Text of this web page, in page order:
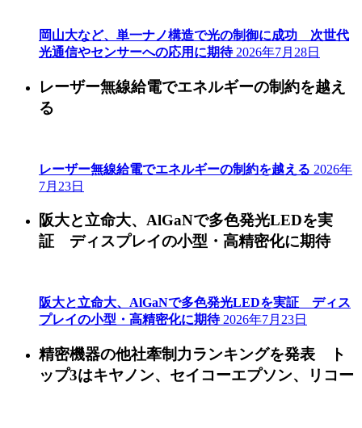
岡山大など、単一ナノ構造で光の制御に成功 次世代
光通信やセンサーへの応用に期待 2026年7月28日
レーザー無線給電でエネルギーの制約を越え
る
レーザー無線給電でエネルギーの制約を越える 2026年
7月23日
阪大と立命大、AlGaNで多色発光LEDを実
証 ディスプレイの小型・高精密化に期待
阪大と立命大、AlGaNで多色発光LEDを実証 ディス
プレイの小型・高精密化に期待 2026年7月23日
精密機器の他社牽制力ランキングを発表 ト
ップ3はキヤノン、セイコーエプソン、リコー